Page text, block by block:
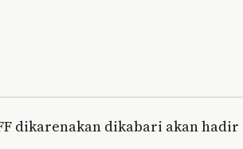
dikarenakan dikabari akan hadir